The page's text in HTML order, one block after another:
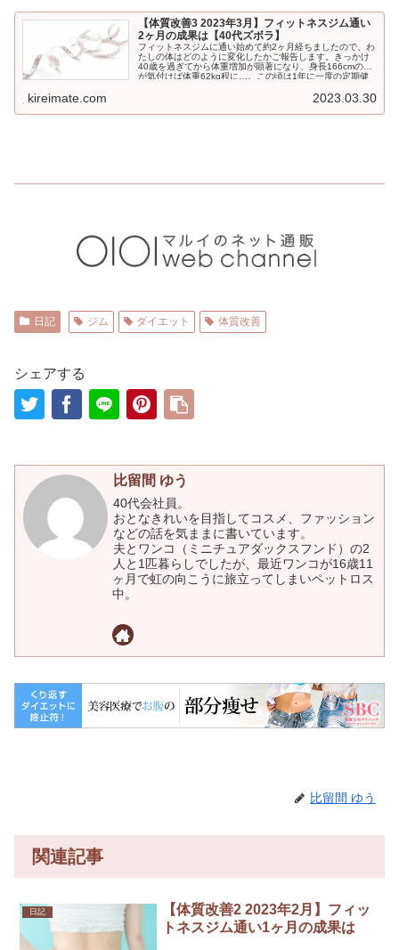
【体質改善3 2023年3月】フィットネスジム通い
2ヶ月の成果は【40代ズボラ】
フィットネスジムに通い始めて約2ヶ月経ちましたので、わ
たしの体はどのように変化したかご報告します。きっかけ
40歳を過ぎてから体重増加が顕著になり、身長166cmの私
が気付けば体重62kg程に…。この頃は1年に一度の定期健
kireimate.com 2023.03.30
日記 ジム ダイエット 体質改善
シェアする
比留間 ゆう
40代会社員。
おとなきれいを目指してコスメ、ファッション
などの話を気ままに書いています。
夫とワンコ（ミニチュアダックスフンド）の2
人と1匹暮らしでしたが、最近ワンコが16歳11
ヶ月で虹の向こうに旅立ってしまいペットロス
中。
比留間 ゆう
関連記事
日記
【体質改善2 2023年2月】フィッ
トネスジム通い1ヶ月の成果は